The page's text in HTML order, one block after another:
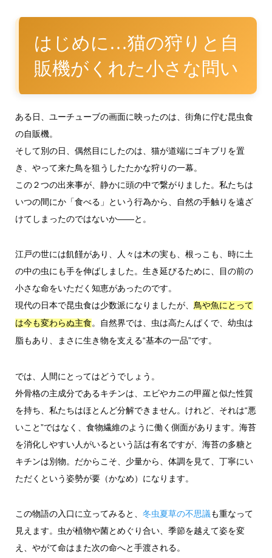
はじめに…猫の狩りと自
販機がくれた小さな問い
ある日、ユーチューブの画面に映ったのは、街角に佇む昆虫食
の自販機。
そして別の日、偶然目にしたのは、猫が道端にゴキブリを置
き、やって来た鳥を狙うしたたかな狩りの一幕。
この２つの出来事が、静かに頭の中で繋がりました。私たちは
いつの間にか「食べる」という行為から、自然の手触りを遠ざ
けてしまったのではないか――と。
江戸の世には飢饉があり、人々は木の実も、根っこも、時に土
の中の虫にも手を伸ばしました。生き延びるために、目の前の
小さな命をいただく知恵があったのです。
現代の日本で昆虫食は少数派になりましたが、 鳥や魚にとって
は今も変わらぬ主食 。自然界では、虫は高たんぱくで、幼虫は
脂もあり、まさに生き物を支える“基本の一品”です。
では、人間にとってはどうでしょう。
外骨格の主成分であるキチンは、エビやカニの甲羅と似た性質
を持ち、私たちはほとんど分解できません。けれど、それは“悪
いこと”ではなく、食物繊維のように働く側面があります。海苔
を消化しやすい人がいるという話は有名ですが、海苔の多糖と
キチンは別物。だからこそ、少量から、体調を見て、丁寧にい
ただくという姿勢が要（かなめ）になります。
この物語の入口に立ってみると、 冬虫夏草の不思議も重なって
見えます。虫が植物や菌とめぐり合い、季節を越えて姿を変
え、やがて命はまた次の命へと手渡される。